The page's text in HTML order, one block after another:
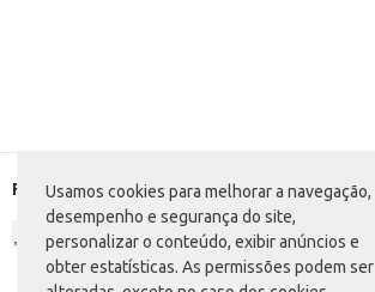
Usamos cookies para melhorar a navegação,
desempenho e segurança do site,
personalizar o conteúdo, exibir anúncios e
obter estatísticas. As permissões podem ser
Formas de pagamento